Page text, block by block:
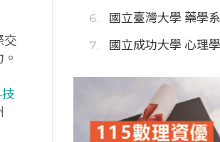
交
國立臺灣大學 藥學系
國立成功大學 心理